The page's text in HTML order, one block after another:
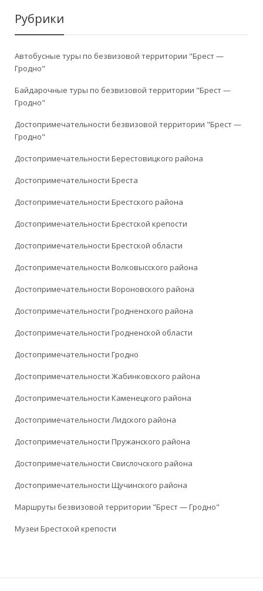
Рубрики
Автобусные туры по безвизовой территории "Брест —
Гродно"
Байдарочные туры по безвизовой территории "Брест —
Гродно"
Достопримечательности безвизовой территории "Брест —
Гродно"
Достопримечательности Берестовицкого района
Достопримечательности Бреста
Достопримечательности Брестского района
Достопримечательности Брестской крепости
Достопримечательности Брестской области
Достопримечательности Волковысского района
Достопримечательности Вороновского района
Достопримечательности Гродненского района
Достопримечательности Гродненской области
Достопримечательности Гродно
Достопримечательности Жабинковского района
Достопримечательности Каменецкого района
Достопримечательности Лидского района
Достопримечательности Пружанского района
Достопримечательности Свислочского района
Достопримечательности Щучинского района
Маршруты безвизовой территории "Брест — Гродно"
Музеи Брестской крепости